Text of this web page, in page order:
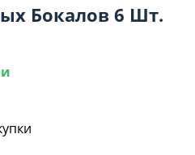
Бокалов 6 Шт.